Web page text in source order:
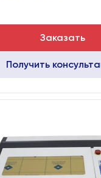
Заказать
Получить